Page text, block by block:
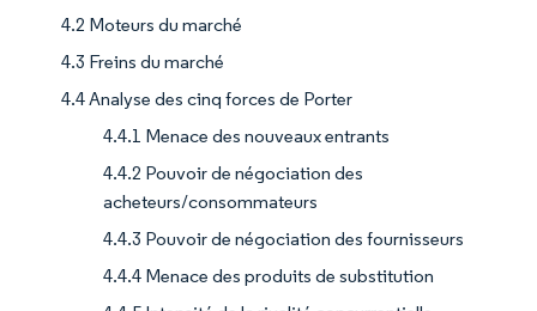
4.2 Moteurs du marché
4.3 Freins du marché
4.4 Analyse des cinq forces de Porter
4.4.1 Menace des nouveaux entrants
4.4.2 Pouvoir de négociation des
acheteurs/consommateurs
4.4.3 Pouvoir de négociation des fournisseurs
4.4.4 Menace des produits de substitution